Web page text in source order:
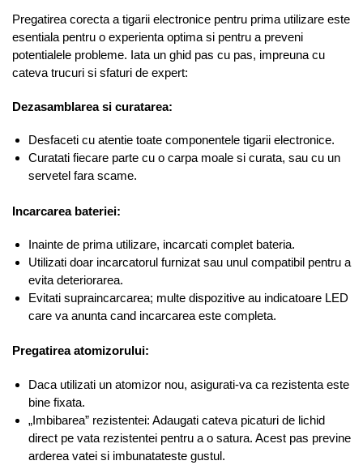
Pregatirea corecta a tigarii electronice pentru prima utilizare este
esentiala pentru o experienta optima si pentru a preveni
potentialele probleme. Iata un ghid pas cu pas, impreuna cu
cateva trucuri si sfaturi de expert:
Dezasamblarea si curatarea:
Desfaceti cu atentie toate componentele tigarii electronice.
Curatati fiecare parte cu o carpa moale si curata, sau cu un
servetel fara scame.
Incarcarea bateriei:
Inainte de prima utilizare, incarcati complet bateria.
Utilizati doar incarcatorul furnizat sau unul compatibil pentru a
evita deteriorarea.
Evitati supraincarcarea; multe dispozitive au indicatoare LED
care va anunta cand incarcarea este completa.
Pregatirea atomizorului:
Daca utilizati un atomizor nou, asigurati-va ca rezistenta este
bine fixata.
„Imbibarea” rezistentei: Adaugati cateva picaturi de lichid
direct pe vata rezistentei pentru a o satura. Acest pas previne
arderea vatei si imbunatateste gustul.